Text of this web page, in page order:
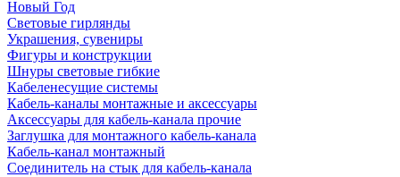
Новый Год
Световые гирлянды
Украшения, сувениры
Фигуры и конструкции
Шнуры световые гибкие
Кабеленесущие системы
Кабель-каналы монтажные и аксессуары
Аксессуары для кабель-канала прочие
Заглушка для монтажного кабель-канала
Кабель-канал монтажный
Соединитель на стык для кабель-канала